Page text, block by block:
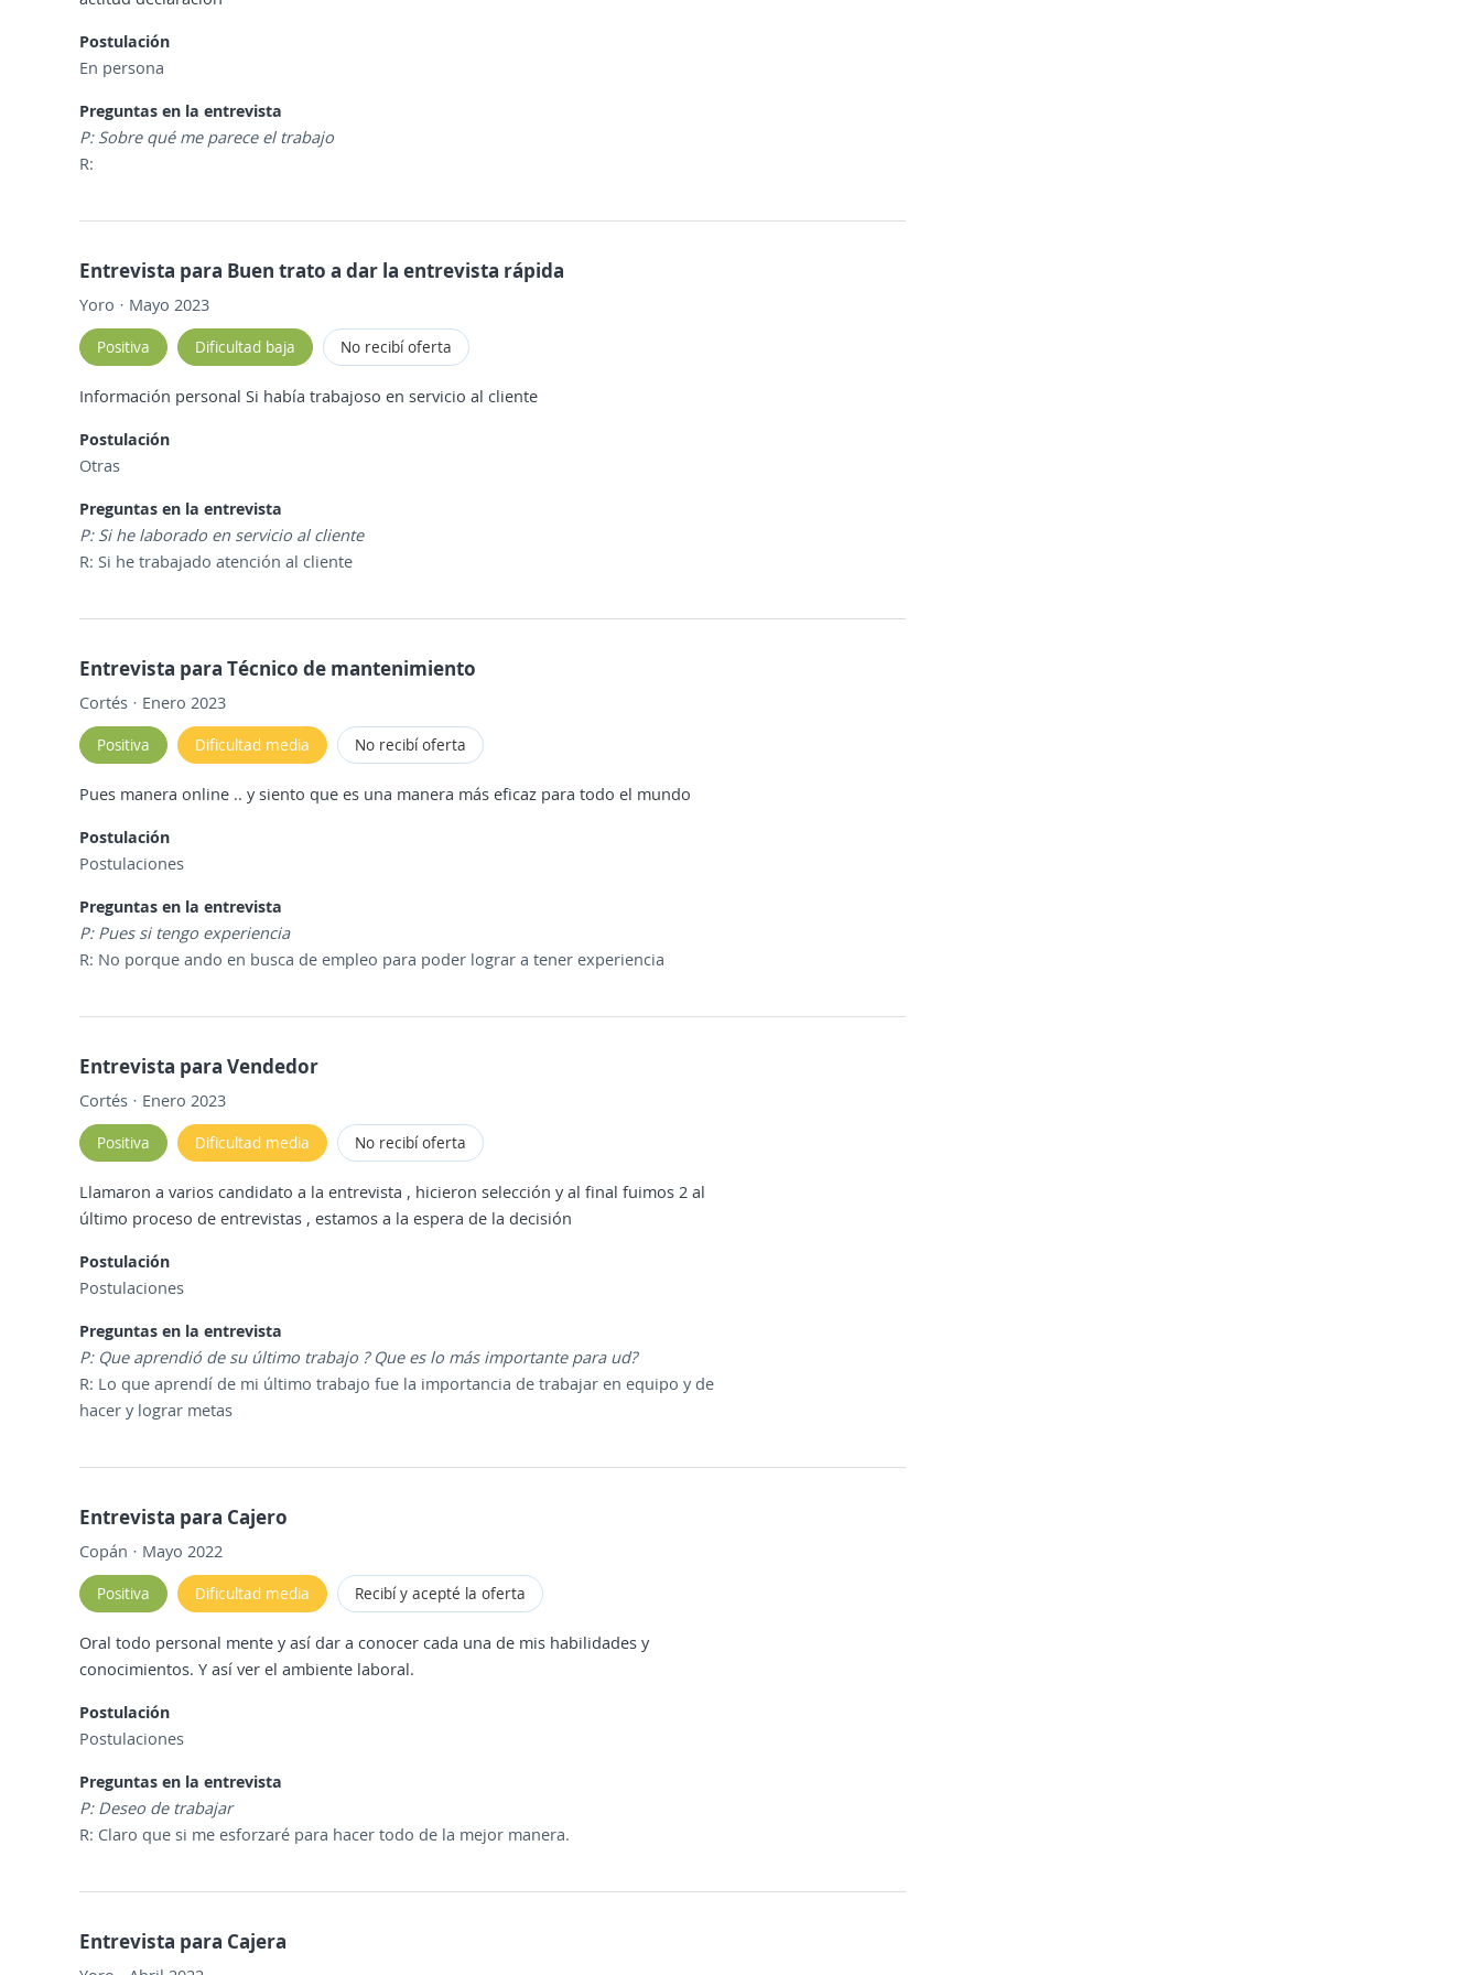
Postulación
En persona
Preguntas en la entrevista
P: Sobre qué me parece el trabajo
R:
Entrevista para Buen trato a dar la entrevista rápida
Yoro · Mayo 2023
Positiva Dificultad baja No recibí oferta
Información personal Si había trabajoso en servicio al cliente
Postulación
Otras
Preguntas en la entrevista
P: Si he laborado en servicio al cliente
R: Si he trabajado atención al cliente
Entrevista para Técnico de mantenimiento
Cortés · Enero 2023
Positiva Dificultad media No recibí oferta
Pues manera online .. y siento que es una manera más eficaz para todo el mundo
Postulación
Postulaciones
Preguntas en la entrevista
P: Pues si tengo experiencia
R: No porque ando en busca de empleo para poder lograr a tener experiencia
Entrevista para Vendedor
Cortés · Enero 2023
Positiva Dificultad media No recibí oferta
Llamaron a varios candidato a la entrevista , hicieron selección y al final fuimos 2 al
último proceso de entrevistas , estamos a la espera de la decisión
Postulación
Postulaciones
Preguntas en la entrevista
P: Que aprendió de su último trabajo ? Que es lo más importante para ud?
R: Lo que aprendí de mi último trabajo fue la importancia de trabajar en equipo y de
hacer y lograr metas
Entrevista para Cajero
Copán · Mayo 2022
Positiva Dificultad media Recibí y acepté la oferta
Oral todo personal mente y así dar a conocer cada una de mis habilidades y
conocimientos. Y así ver el ambiente laboral.
Postulación
Postulaciones
Preguntas en la entrevista
P: Deseo de trabajar
R: Claro que si me esforzaré para hacer todo de la mejor manera.
Entrevista para Cajera